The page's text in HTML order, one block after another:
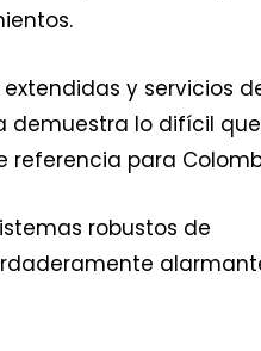
y servicios
demuestra lo difícil que
referencia para
robustos de